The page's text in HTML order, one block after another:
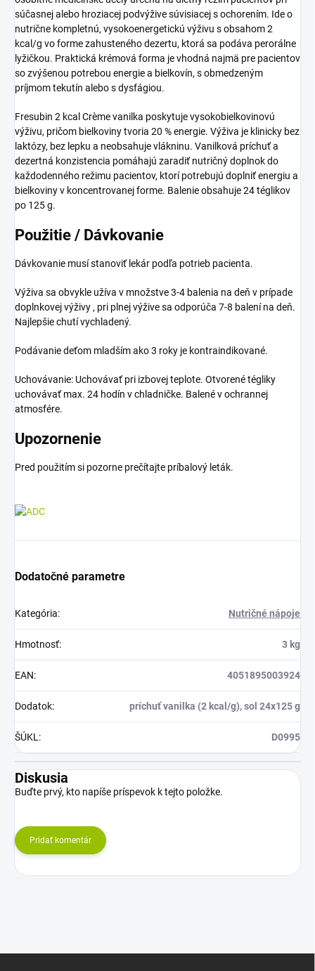
súčasnej alebo hroziacej podvýžive súvisiacej s ochorením. Ide o
nutrične kompletnú, vysokoenergetickú výživu s obsahom 2
kcal/g vo forme zahusteného dezertu, ktorá sa podáva perorálne
lyžičkou. Praktická krémová forma je vhodná najmä pre pacientov
so zvýšenou potrebou energie a bielkovín, s obmedzeným
príjmom tekutín alebo s dysfágiou.
Fresubin 2 kcal Crème vanilka poskytuje vysokobielkovinovú
výživu, pričom bielkoviny tvoria 20 % energie. Výživa je klinicky bez
laktózy, bez lepku a neobsahuje vlákninu. Vanilková príchuť a
dezertná konzistencia pomáhajú zaradiť nutričný doplnok do
každodenného režimu pacientov, ktorí potrebujú doplniť energiu a
bielkoviny v koncentrovanej forme. Balenie obsahuje 24 téglikov
po 125 g.
Použitie / Dávkovanie
Dávkovanie musí stanoviť lekár podľa potrieb pacienta.
Výživa sa obvykle užíva v množstve 3-4 balenia na deň v prípade
doplnkovej výživy , pri plnej výžive sa odporúča 7-8 balení na deň.
Najlepšie chutí vychladený.
Podávanie deťom mladším ako 3 roky je kontraindikované.
Uchovávanie: Uchovávať pri izbovej teplote. Otvorené tégliky
uchovávať max. 24 hodín v chladničke. Balené v ochrannej
atmosfére.
Upozornenie
Pred použitím si pozorne prečítajte príbalový leták.
Dodatočné parametre
Kategória: Nutričné nápoje
Hmotnosť: 3 kg
EAN: 4051895003924
Dodatok: príchuť vanilka (2 kcal/g), sol 24x125 g
ŠÚKL : D0995
Diskusia
Buďte prvý, kto napíše príspevok k tejto položke.
Pridať komentár